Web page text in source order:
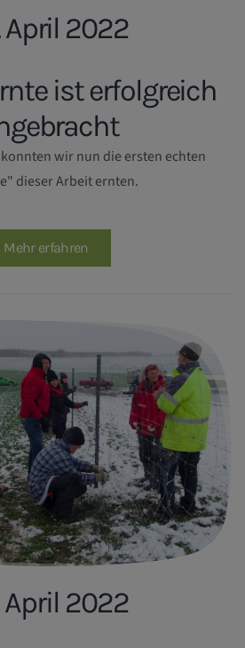
April 2022
ist erfolgreich
wir nun die ersten echten
dieser Arbeit ernten.
Mehr erfahren
April 2022